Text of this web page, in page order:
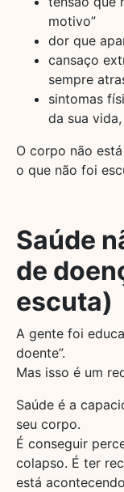
motivo”
dor que
cansaço
sempre
sintomas
da sua
O corpo não
o que não foi
Saúde
de
escuta)
A gente foi
doente”.
Mas isso é um
Saúde é a
seu corpo.
É conseguir
colapso. É ter
está